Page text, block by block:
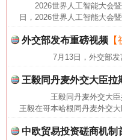
2026世界人工智能大会
日，2026世界人工智能大会
外交部发布重磅视频 【
7月13日，外交部发言
王毅同丹麦外交大臣拉
王毅同丹麦外交大臣
王毅在哥本哈根同丹麦外交
中欧贸易投资磋商机制